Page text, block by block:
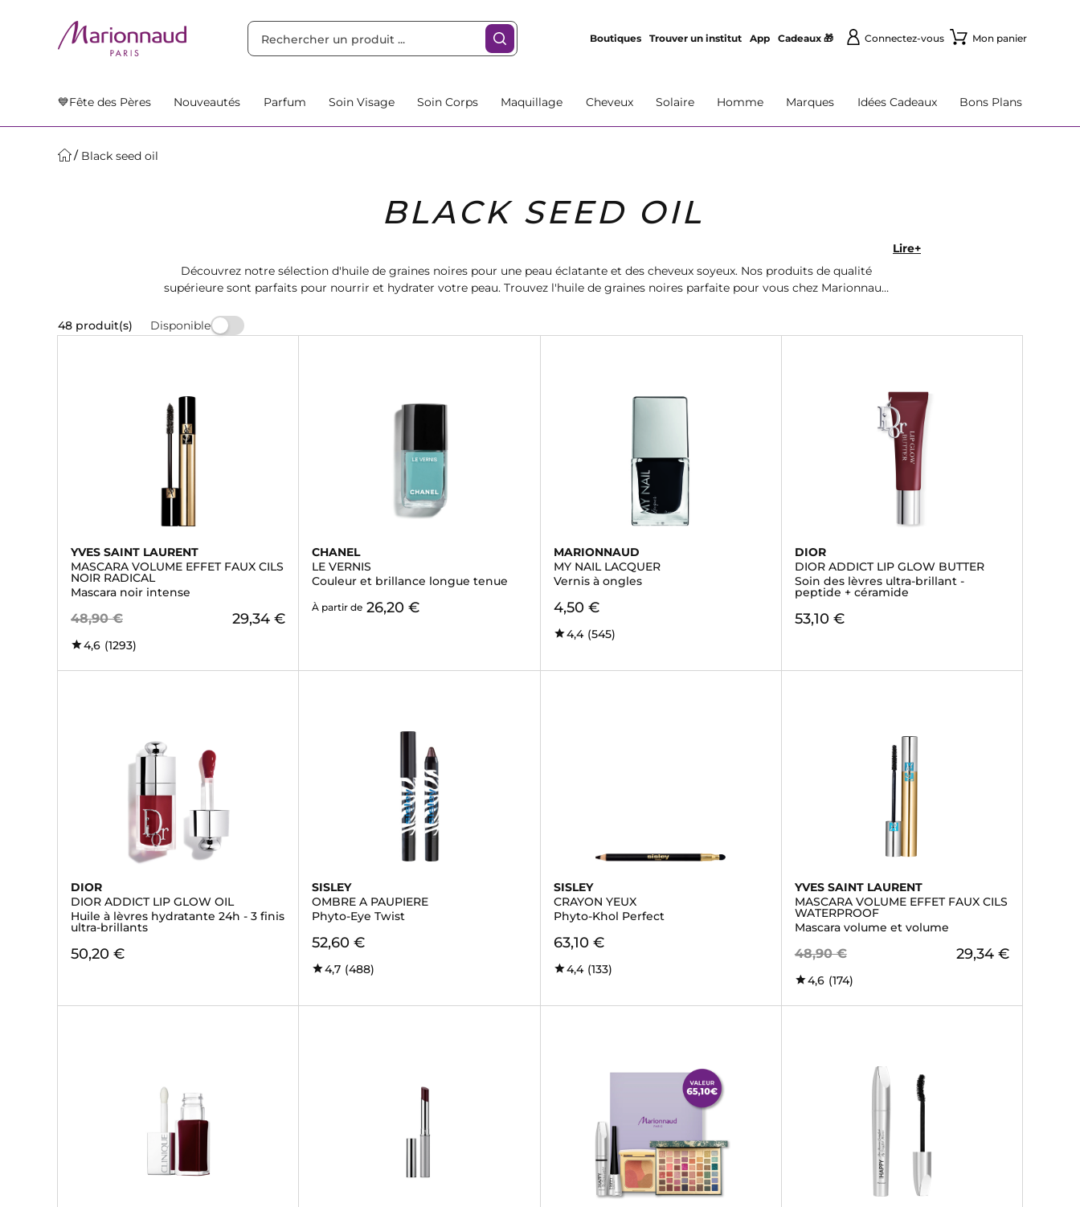
Boutiques Trouver un institut App Cadeaux 🎁 Connectez-vous Mon panier
💙Fête des Pères Nouveautés Parfum Soin Visage Soin Corps Maquillage Cheveux Solaire Homme Marques Idées Cadeaux Bons Plans
Black seed oil
BLACK SEED OIL
Découvrez notre sélection d'huile de graines noires pour une peau éclatante et des cheveux soyeux. Nos produits de qualité
supérieure sont parfaits pour nourrir et hydrater votre peau. Trouvez l'huile de graines noires parfaite pour vous chez Marionnaud
Lire+
48 produit(s) Disponible
YVES SAINT LAURENT
MASCARA VOLUME EFFET FAUX CILS
NOIR RADICAL
Mascara noir intense
48,90 € 29,34 €
4,6 (1293)
CHANEL
LE VERNIS
Couleur et brillance longue tenue
À partir de 26,20 €
MARIONNAUD
MY NAIL LACQUER
Vernis à ongles
4,50 €
4,4 (545)
DIOR
DIOR ADDICT LIP GLOW BUTTER
Soin des lèvres ultra-brillant -
peptide + céramide
53,10 €
DIOR
DIOR ADDICT LIP GLOW OIL
Huile à lèvres hydratante 24h - 3 finis
ultra-brillants
50,20 €
SISLEY
OMBRE A PAUPIERE
Phyto-Eye Twist
52,60 €
4,7 (488)
SISLEY
CRAYON YEUX
Phyto-Khol Perfect
63,10 €
4,4 (133)
YVES SAINT LAURENT
MASCARA VOLUME EFFET FAUX CILS
WATERPROOF
Mascara volume et volume
48,90 € 29,34 €
4,6 (174)